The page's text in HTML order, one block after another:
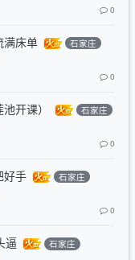
0
满床单
石家庄
0
开课）
石家庄
0
好手
石家庄
0
逼
石家庄